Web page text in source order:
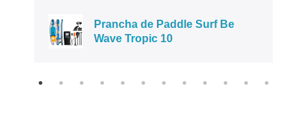
Prancha de Paddle Surf Be
Wave Tropic 10